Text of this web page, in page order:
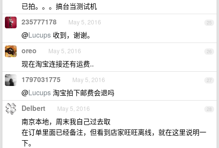
已拍。。。搞台当测试机
25
235777178 May 5, 2016
@Lucups 收到，谢谢。
26
oreo May 5, 2016
现在淘宝连接还有运费..
27
1797031775 May 5, 2016
@Lucups 淘宝拍下邮费会退吗
28
Delbert May 5, 2016
南京本地，周末我自己过去取
在订单里面已经备注，但看到店家旺旺离线，就在这里说明一
下。